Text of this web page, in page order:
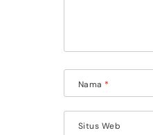
Nama *
Situs Web